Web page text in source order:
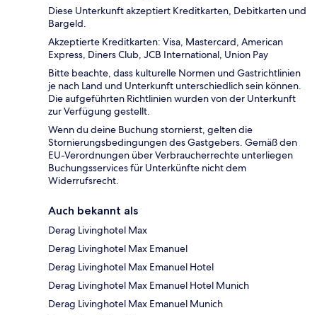
Diese Unterkunft akzeptiert Kreditkarten, Debitkarten und
Bargeld.
Akzeptierte Kreditkarten: Visa, Mastercard, American
Express, Diners Club, JCB International, Union Pay
Bitte beachte, dass kulturelle Normen und Gastrichtlinien
je nach Land und Unterkunft unterschiedlich sein können.
Die aufgeführten Richtlinien wurden von der Unterkunft
zur Verfügung gestellt.
Wenn du deine Buchung stornierst, gelten die
Stornierungsbedingungen des Gastgebers. Gemäß den
EU-Verordnungen über Verbraucherrechte unterliegen
Buchungsservices für Unterkünfte nicht dem
Widerrufsrecht.
Auch bekannt als
Derag Livinghotel Max
Derag Livinghotel Max Emanuel
Derag Livinghotel Max Emanuel Hotel
Derag Livinghotel Max Emanuel Hotel Munich
Derag Livinghotel Max Emanuel Munich